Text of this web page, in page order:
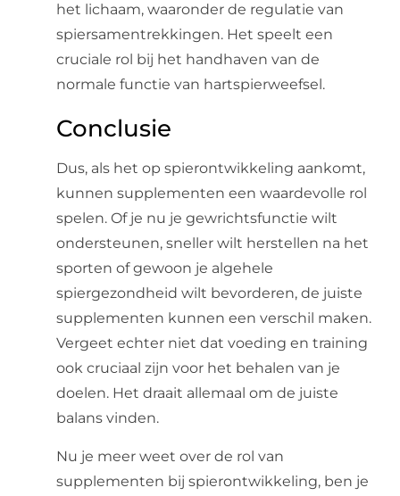
het lichaam, waaronder de regulatie van
spiersamentrekkingen. Het speelt een
cruciale rol bij het handhaven van de
normale functie van hartspierweefsel.
Conclusie
Dus, als het op spierontwikkeling aankomt,
kunnen supplementen een waardevolle rol
spelen. Of je nu je gewrichtsfunctie wilt
ondersteunen, sneller wilt herstellen na het
sporten of gewoon je algehele
spiergezondheid wilt bevorderen, de juiste
supplementen kunnen een verschil maken.
Vergeet echter niet dat voeding en training
ook cruciaal zijn voor het behalen van je
doelen. Het draait allemaal om de juiste
balans vinden.
Nu je meer weet over de rol van
supplementen bij spierontwikkeling, ben je